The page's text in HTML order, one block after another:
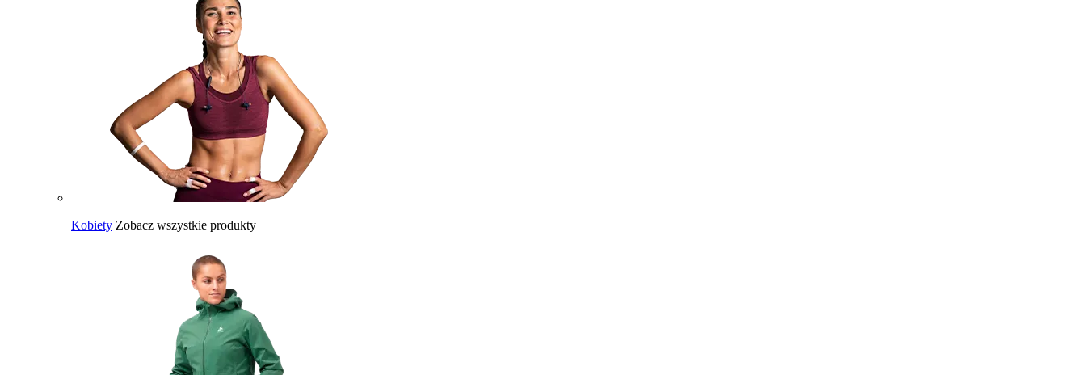
Kobiety Zobacz wszystkie produkty